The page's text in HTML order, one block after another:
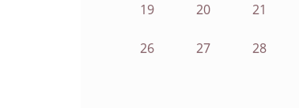
19 20 21
26 27 28